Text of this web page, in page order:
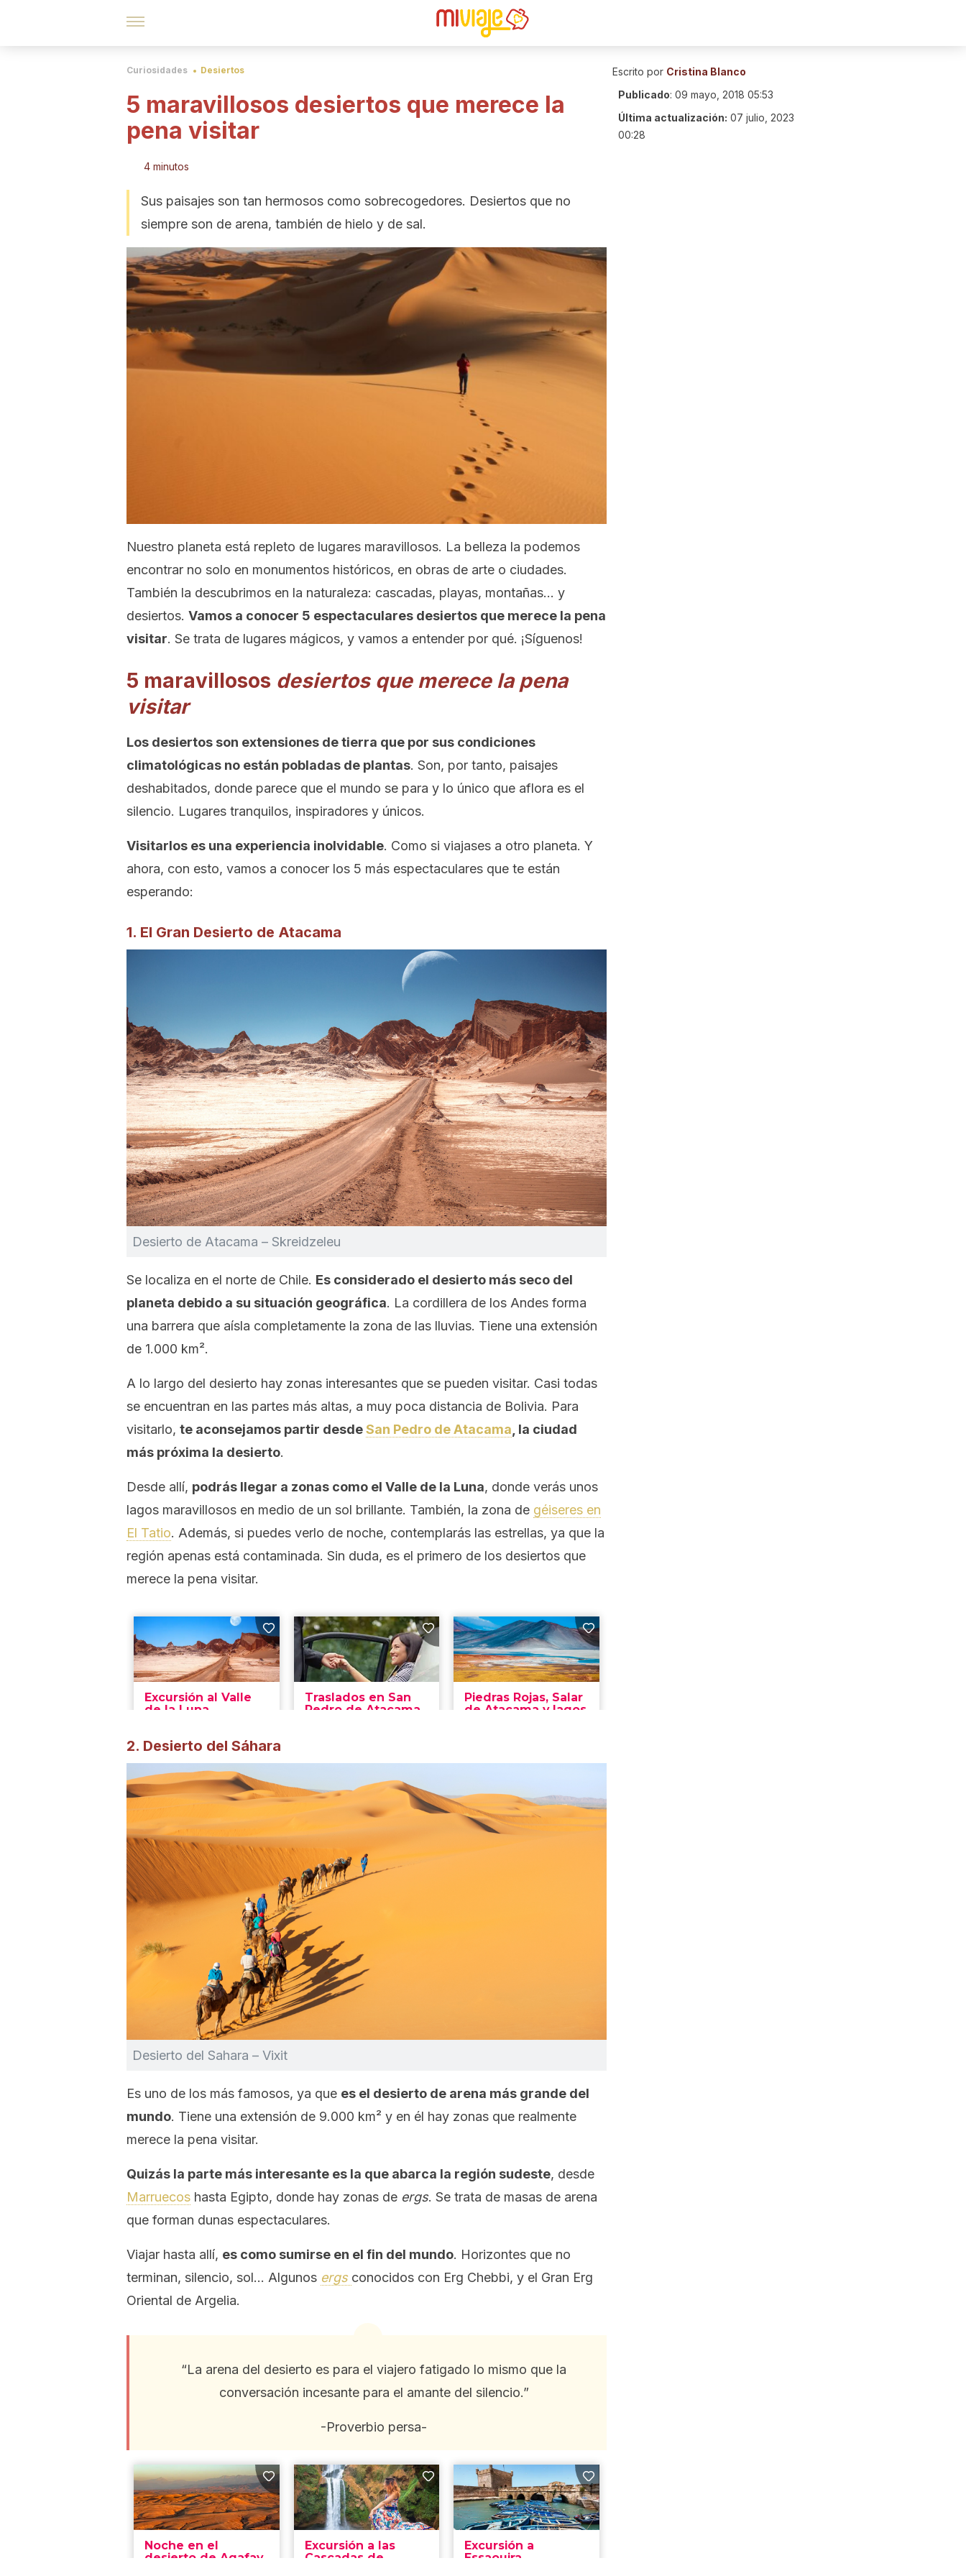
Curiosidades Desiertos
5 maravillosos desiertos que merece la
pena visitar
4 minutos
Sus paisajes son tan hermosos como sobrecogedores. Desiertos que no
siempre son de arena, también de hielo y de sal.
Nuestro planeta está repleto de lugares maravillosos. La belleza la podemos
encontrar no solo en monumentos históricos, en obras de arte o ciudades.
También la descubrimos en la naturaleza: cascadas, playas, montañas… y
desiertos. Vamos a conocer 5 espectaculares desiertos que merece la pena
visitar. Se trata de lugares mágicos, y vamos a entender por qué. ¡Síguenos!
5 maravillosos desiertos que merece la pena
visitar
Los desiertos son extensiones de tierra que por sus condiciones
climatológicas no están pobladas de plantas. Son, por tanto, paisajes
deshabitados, donde parece que el mundo se para y lo único que aflora es el
silencio. Lugares tranquilos, inspiradores y únicos.
Visitarlos es una experiencia inolvidable. Como si viajases a otro planeta. Y
ahora, con esto, vamos a conocer los 5 más espectaculares que te están
esperando:
1. El Gran Desierto de Atacama
Desierto de Atacama – Skreidzeleu
Se localiza en el norte de Chile. Es considerado el desierto más seco del
planeta debido a su situación geográfica. La cordillera de los Andes forma
una barrera que aísla completamente la zona de las lluvias. Tiene una extensión
de 1.000 km².
A lo largo del desierto hay zonas interesantes que se pueden visitar. Casi todas
se encuentran en las partes más altas, a muy poca distancia de Bolivia. Para
visitarlo, te aconsejamos partir desdeSan Pedro de Atacama , la ciudad
más próxima la desierto.
Desde allí, podrás llegar a zonas como el Valle de la Luna, donde verás unos
lagos maravillosos en medio de un sol brillante. También, la zona de géiseres en
El Tatio. Además, si puedes verlo de noche, contemplarás las estrellas, ya que la
región apenas está contaminada. Sin duda, es el primero de los desiertos que
merece la pena visitar.
2. Desierto del Sáhara
Desierto del Sahara – Vixit
Es uno de los más famosos, ya que es el desierto de arena más grande del
mundo. Tiene una extensión de 9.000 km² y en él hay zonas que realmente
merece la pena visitar.
Quizás la parte más interesante es la que abarca la región sudeste, desde
Marruecos hasta Egipto, donde hay zonas de ergs. Se trata de masas de arena
que forman dunas espectaculares.
Viajar hasta allí, es como sumirse en el fin del mundo. Horizontes que no
terminan, silencio, sol… Algunos ergs conocidos con Erg Chebbi, y el Gran Erg
Oriental de Argelia.
“La arena del desierto es para el viajero fatigado lo mismo que la
conversación incesante para el amante del silencio.”
-Proverbio persa-
Escrito por Cristina Blanco
Publicado: 09 mayo, 2018 05:53
Última actualización: 07 julio, 2023
00:28